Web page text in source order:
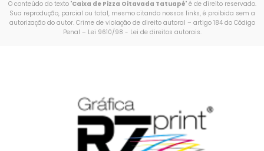
O conteúdo do texto "Caixa de Pizza Oitavada Tatuapé" é de direito reservado.
Sua reprodução, parcial ou total, mesmo citando nossos links, é proibida sem a
autorização do autor. Crime de violação de direito autoral – artigo 184 do Código
Penal – Lei 9610/98 - Lei de direitos autorais.